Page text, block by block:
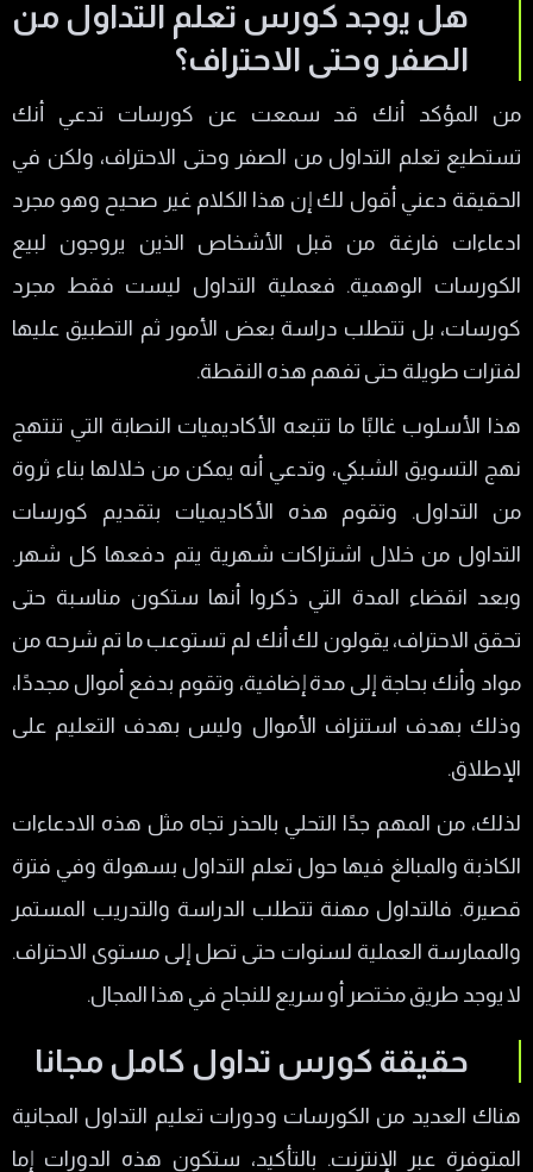
هل يوجد كورس تعلم التداول من
الصفر وحتى الاحتراف؟
من المؤكد أنك قد سمعت عن كورسات تدعي أنك
تستطيع تعلم التداول من الصفر وحتى الاحتراف، ولكن في
الحقيقة دعني أقول لك إن هذا الكلام غير صحيح وهو مجرد
ادعاءات فارغة من قبل الأشخاص الذين يروجون لبيع
الكورسات الوهمية. فعملية التداول ليست فقط مجرد
كورسات، بل تتطلب دراسة بعض الأمور ثم التطبيق عليها
لفترات طويلة حتى تفهم هذه النقطة.
هذا الأسلوب غالبًا ما تتبعه الأكاديميات النصابة التي تنتهج
نهج التسويق الشبكي، وتدعي أنه يمكن من خلالها بناء ثروة
من التداول. وتقوم هذه الأكاديميات بتقديم كورسات
التداول من خلال اشتراكات شهرية يتم دفعها كل شهر.
وبعد انقضاء المدة التي ذكروا أنها ستكون مناسبة حتى
تحقق الاحتراف، يقولون لك أنك لم تستوعب ما تم شرحه من
مواد وأنك بحاجة إلى مدة إضافية، وتقوم بدفع أموال مجددًا،
وذلك بهدف استنزاف الأموال وليس بهدف التعليم على
الإطلاق.
لذلك، من المهم جدًا التحلي بالحذر تجاه مثل هذه الادعاءات
الكاذبة والمبالغ فيها حول تعلم التداول بسهولة وفي فترة
قصيرة. فالتداول مهنة تتطلب الدراسة والتدريب المستمر
والممارسة العملية لسنوات حتى تصل إلى مستوى الاحتراف.
لا يوجد طريق مختصر أو سريع للنجاح في هذا المجال.
حقيقة كورس تداول كامل مجانا
هناك العديد من الكورسات ودورات تعليم التداول المجانية
المتوفرة عبر الإنترنت. بالتأكيد، ستكون هذه الدورات إما